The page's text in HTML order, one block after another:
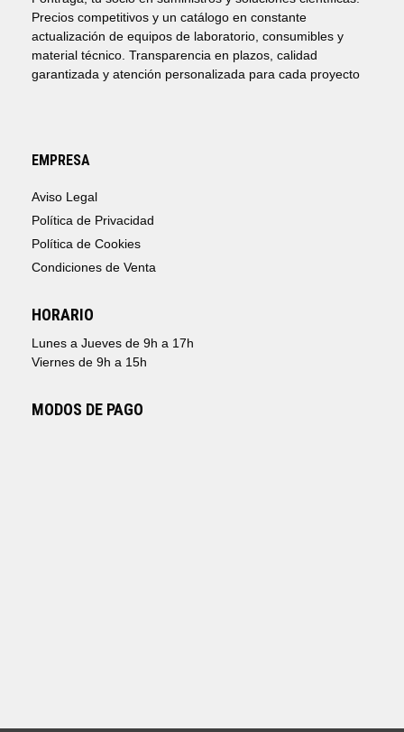
Precios competitivos y un catálogo en constante
actualización de equipos de laboratorio, consumibles y
material técnico. Transparencia en plazos, calidad
garantizada y atención personalizada para cada proyecto
EMPRESA
Aviso Legal
Política de Privacidad
Política de Cookies
Condiciones de Venta
HORARIO
Lunes a Jueves de 9h a 17h
Viernes de 9h a 15h
MODOS DE PAGO